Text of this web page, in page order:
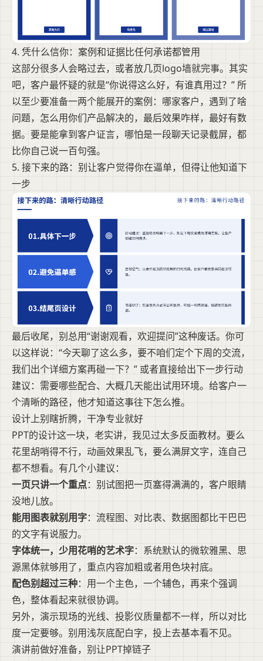
4. 凭什么信你：案例和证据比任何承诺都管用
这部分很多人会略过去，或者放几页logo墙就完事。其实
吧，客户最怀疑的就是“你说得这么好，有谁真用过？” 所
以至少要准备一两个能展开的案例：哪家客户，遇到了啥
问题，怎么用你们产品解决的，最后效果咋样，最好有数
据。要是能拿到客户证言，哪怕是一段聊天记录截屏，都
比你自己说一百句强。
5. 接下来的路：别让客户觉得你在逼单，但得让他知道下
一步
最后收尾，别总用“谢谢观看，欢迎提问”这种废话。你可
以这样说：“今天聊了这么多，要不咱们定个下周的交流，
我们出个详细方案再碰一下？” 或者直接给出下一步行动
建议：需要哪些配合、大概几天能出试用环境。给客户一
个清晰的路径，他才知道这事往下怎么推。
设计上别瞎折腾，干净专业就好
PPT的设计这一块，老实讲，我见过太多反面教材。要么
花里胡哨得不行，动画效果乱飞，要么满屏文字，连自己
都不想看。有几个小建议：
一页只讲一个重点：别试图把一页塞得满满的，客户眼睛
没地儿放。
能用图表就别用字：流程图、对比表、数据图都比干巴巴
的文字有说服力。
字体统一，少用花哨的艺术字：系统默认的微软雅黑、思
源黑体就够用了，重点内容加粗或者用色块衬底。
配色别超过三种：用一个主色，一个辅色，再来个强调
色，整体看起来就很协调。
另外，演示现场的光线、投影仪质量都不一样，所以对比
度一定要够。别用浅灰底配白字，投上去基本看不见。
演讲前做好准备，别让PPT掉链子